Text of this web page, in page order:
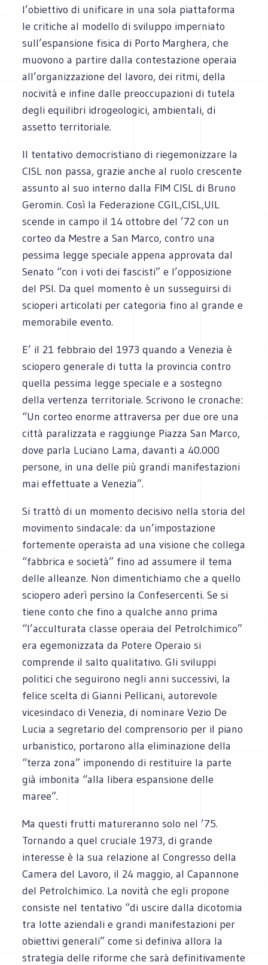
l’obiettivo di unificare in una sola piattaforma
le critiche al modello di sviluppo imperniato
sull’espansione fisica di Porto Marghera, che
muovono a partire dalla contestazione operaia
all’organizzazione del lavoro, dei ritmi, della
nocività e infine dalle preoccupazioni di tutela
degli equilibri idrogeologici, ambientali, di
assetto territoriale.
Il tentativo democristiano di riegemonizzare la
CISL non passa, grazie anche al ruolo crescente
assunto al suo interno dalla FIM CISL di Bruno
Geromin. Così la Federazione CGIL,CISL,UIL
scende in campo il 14 ottobre del ’72 con un
corteo da Mestre a San Marco, contro una
pessima legge speciale appena approvata dal
Senato “con i voti dei fascisti” e l’opposizione
del PSI. Da quel momento è un susseguirsi di
scioperi articolati per categoria fino al grande e
memorabile evento.
E’ il 21 febbraio del 1973 quando a Venezia è
sciopero generale di tutta la provincia contro
quella pessima legge speciale e a sostegno
della vertenza territoriale. Scrivono le cronache:
“Un corteo enorme attraversa per due ore una
città paralizzata e raggiunge Piazza San Marco,
dove parla Luciano Lama, davanti a 40.000
persone, in una delle più grandi manifestazioni
mai effettuate a Venezia”.
Si trattò di un momento decisivo nella storia del
movimento sindacale: da un’impostazione
fortemente operaista ad una visione che collega
“fabbrica e società” fino ad assumere il tema
delle alleanze. Non dimentichiamo che a quello
sciopero aderì persino la Confesercenti. Se si
tiene conto che fino a qualche anno prima
“l’acculturata classe operaia del Petrolchimico”
era egemonizzata da Potere Operaio si
comprende il salto qualitativo. Gli sviluppi
politici che seguirono negli anni successivi, la
felice scelta di Gianni Pellicani, autorevole
vicesindaco di Venezia, di nominare Vezio De
Lucia a segretario del comprensorio per il piano
urbanistico, portarono alla eliminazione della
“terza zona” imponendo di restituire la parte
già imbonita “alla libera espansione delle
maree”.
Ma questi frutti matureranno solo nel ’75.
Tornando a quel cruciale 1973, di grande
interesse è la sua relazione al Congresso della
Camera del Lavoro, il 24 maggio, al Capannone
del Petrolchimico. La novità che egli propone
consiste nel tentativo “di uscire dalla dicotomia
tra lotte aziendali e grandi manifestazioni per
obiettivi generali” come si definiva allora la
strategia delle riforme che sarà definitivamente